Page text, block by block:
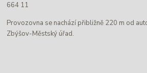
664 11
Provozovna se nachází přibližně 220 m od
Zbýšov-Městský úřad.